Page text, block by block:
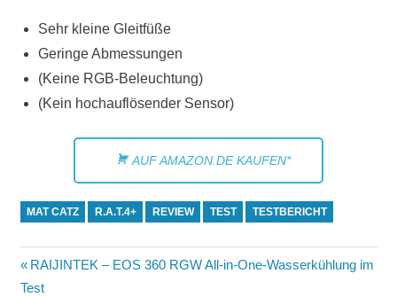
Sehr kleine Gleitfüße
Geringe Abmessungen
(Keine RGB-Beleuchtung)
(Kein hochauflösender Sensor)
AUF AMAZON.DE KAUFEN*
MAT CATZ R.A.T.4+ REVIEW TEST TESTBERICHT
Beitragsnavigation
Vorheriger
Beitrag:
RAIJINTEK – EOS 360 RGW All-in-One-Wasserkühlung im
Test